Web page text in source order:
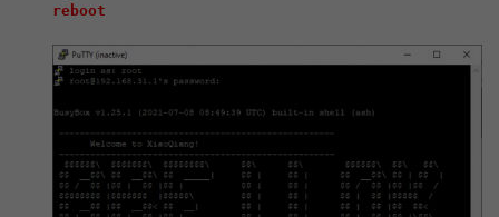
reboot